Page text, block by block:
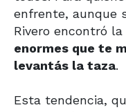
enfrente, aunque
Rivero encontró
enormes que te
levantás la taza.
Esta tendencia,